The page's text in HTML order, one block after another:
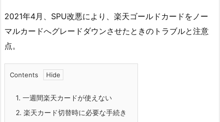
2021年4月、SPU改悪により、楽天ゴールドカードをノー
マルカードへグレードダウンさせたときのトラブルと注意
点。
Contents
1. 一週間楽天カードが使えない
2. 楽天カード切替時に必要な手続き